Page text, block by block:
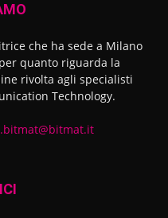
che ha sede a Milano
quanto riguarda la
rivolta agli specialisti
Technology.